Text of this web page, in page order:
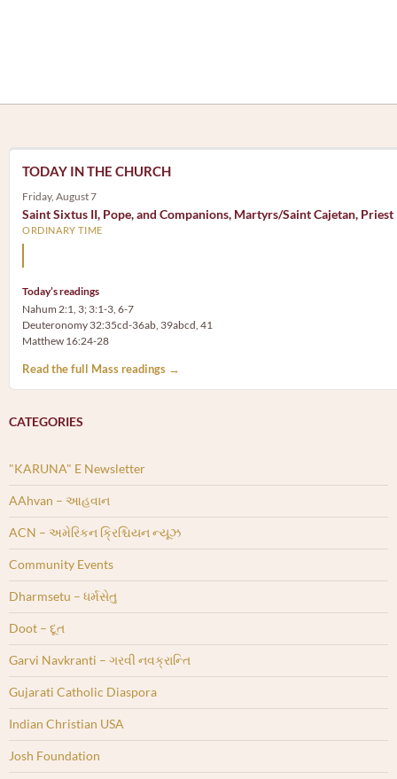
TODAY IN THE CHURCH
Friday, August 7
Saint Sixtus II, Pope, and Companions, Martyrs/Saint Cajetan, Priest
ORDINARY TIME
Today’s readings
Nahum 2:1, 3; 3:1-3, 6-7
Deuteronomy 32:35cd-36ab, 39abcd, 41
Matthew 16:24-28
Read the full Mass readings →
CATEGORIES
"KARUNA" E Newsletter
AAhvan – આહવાન
ACN – અમેરિકન ક્રિશ્ચિયન ન્યૂઝ
Community Events
Dharmsetu – ધર્મસેતુ
Doot – દૂત
Garvi Navkranti – ગરવી નવક્રાન્તિ
Gujarati Catholic Diaspora
Indian Christian USA
Josh Foundation